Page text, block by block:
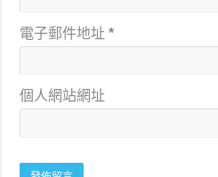
電子郵件地址*
個人網站網址